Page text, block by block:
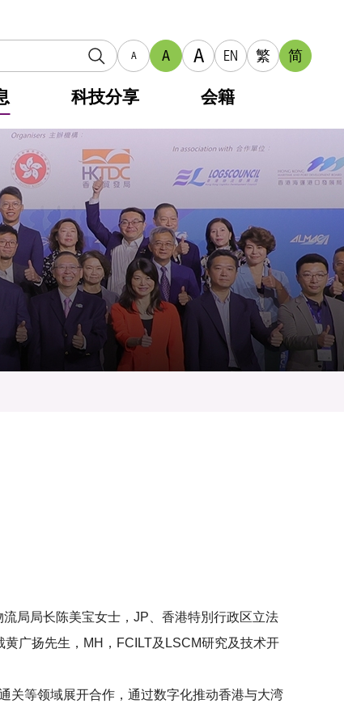
A A A EN 繁 简
科技分享 会籍
局局长陈美宝女士，JP、香港特別行政区立法
广扬先生，MH，FCILT及LSCM研究及技术开
关等领域展开合作，通过数字化推动香港与大湾